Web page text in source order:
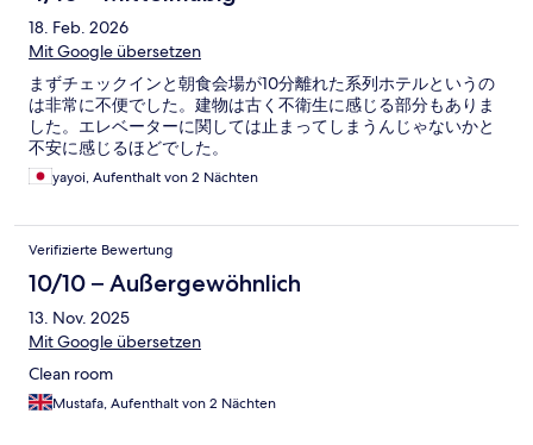
18. Feb. 2026
Mit Google übersetzen
まずチェックインと朝食会場が10分離れた系列ホテルというの
は非常に不便でした。建物は古く不衛生に感じる部分もありま
した。エレベーターに関しては止まってしまうんじゃないかと
不安に感じるほどでした。
yayoi, Aufenthalt von 2 Nächten
Verifizierte Bewertung
10/10 – Außergewöhnlich
13. Nov. 2025
Mit Google übersetzen
Clean room
Mustafa, Aufenthalt von 2 Nächten